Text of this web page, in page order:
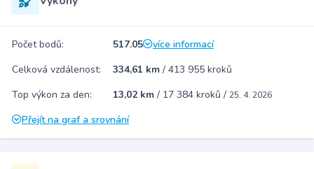
Počet bodů: 517.05
více informací
Celková vzdálenost:
334,61 km / 413 955 kroků
Top výkon za den:
13,02 km / 17 384 kroků / 25. 4. 2026
Přejít na graf a srovnání